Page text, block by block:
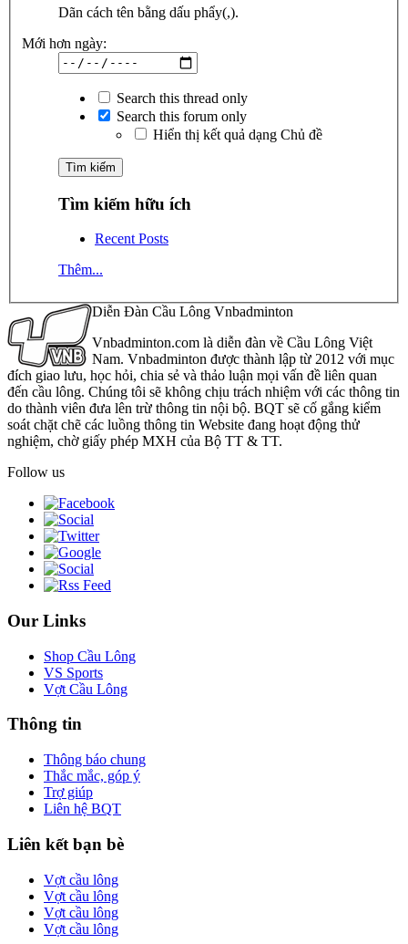
Dãn cách tên bằng dấu phẩy(,).
Mới hơn ngày:
Search this thread only
Search this forum only
Hiển thị kết quả dạng Chủ đề
Tìm kiếm hữu ích
Recent Posts
Thêm...
Diễn Đàn Cầu Lông Vnbadminton
Vnbadminton.com là diễn đàn về Cầu Lông Việt
Nam. Vnbadminton được thành lập từ 2012 với mục
đích giao lưu, học hỏi, chia sẻ và thảo luận mọi vấn đề liên quan
đến cầu lông. Chúng tôi sẽ không chịu trách nhiệm với các thông tin
do thành viên đưa lên trừ thông tin nội bộ. BQT sẽ cố gắng kiểm
soát chặt chẽ các luồng thông tin Website đang hoạt động thử
nghiệm, chờ giấy phép MXH của Bộ TT & TT.
Follow us
Our Links
Shop Cầu Lông
VS Sports
Vợt Cầu Lông
Thông tin
Thông báo chung
Thắc mắc, góp ý
Trợ giúp
Liên hệ BQT
Liên kết bạn bè
Vợt cầu lông
Vợt cầu lông
Vợt cầu lông
Vợt cầu lông